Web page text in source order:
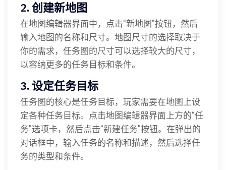
2. 创建新地图
在地图编辑器界面中，点击“新地图”按钮，然后
输入地图的名称和尺寸。地图尺寸的选择取决于
你的需求，任务图的尺寸可以选择较大的尺寸，
以容纳更多的任务目标和条件。
3. 设定任务目标
任务图的核心是任务目标，玩家需要在地图上设
定各种任务目标。点击地图编辑器界面上方的“任
务”选项卡，然后点击“新建任务”按钮。在弹出的
对话框中，输入任务的名称和描述，然后选择任
务的类型和条件。